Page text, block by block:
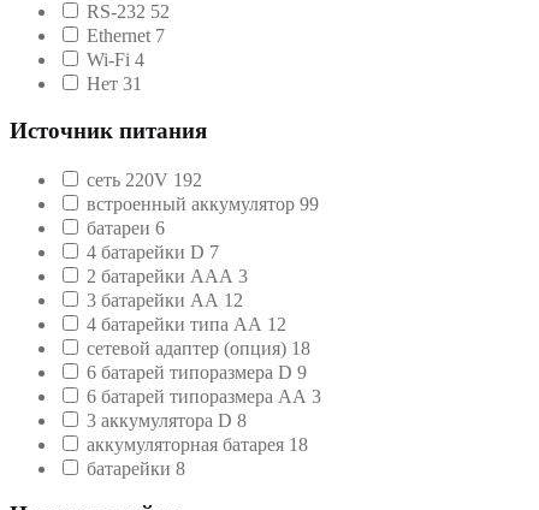
RS-232 52
Ethernet 7
Wi-Fi 4
Нет 31
Источник питания
сеть 220V 192
встроенный аккумулятор 99
батареи 6
4 батарейки D 7
2 батарейки ААА 3
3 батарейки АА 12
4 батарейки типа АА 12
сетевой адаптер (опция) 18
6 батарей типоразмера D 9
6 батарей типоразмера АА 3
3 аккумулятора D 8
аккумуляторная батарея 18
батарейки 8